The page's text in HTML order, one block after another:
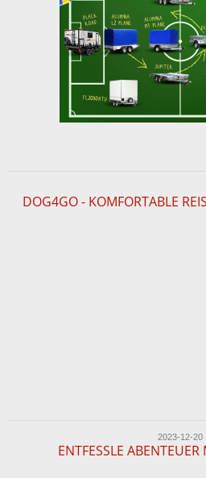
DOG4GO - KOMFORTABLE
2023-12-20
ENTFESSLE ABENTEUER